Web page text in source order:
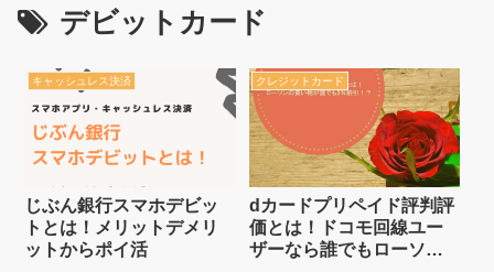
デビットカード
キャッシュレス決済
じぶん銀行スマホデビッ
トとは！メリットデメリ
ットからポイ活
クレジットカード
dカードプリペイド評判評
価とは！ドコモ回線ユー
ザーなら誰でもローソン